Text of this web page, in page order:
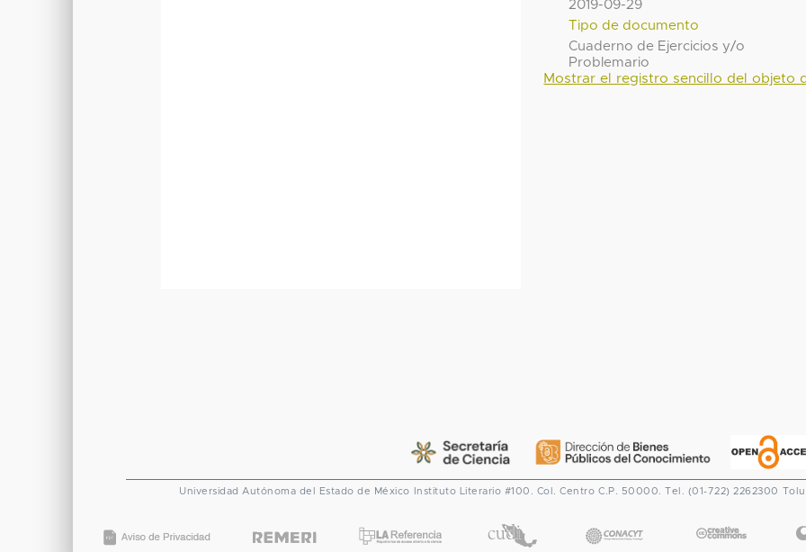
2019-09-29
Tipo de documento
Cuaderno de Ejercicios y/o
Problemario
Mostrar el registro sencillo del objeto
Universidad Autónoma del Estado de México Instituto Literario #100. Col. Centro C.P. 50000. Tel. (01-722) 2262300